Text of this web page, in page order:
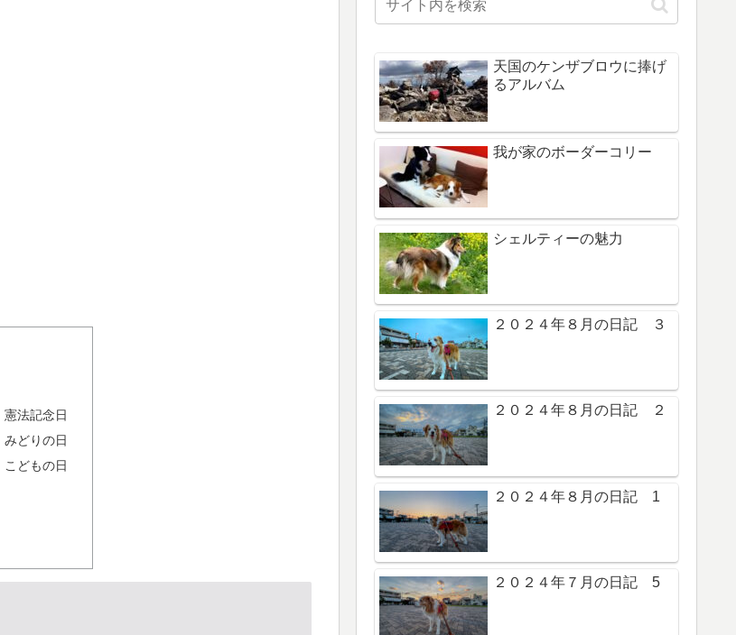
憲法記念日
みどりの日
こどもの日
天国のケンザブロウに捧げ
るアルバム
我が家のボーダーコリー
シェルティーの魅力
２０２４年８月の日記 ３
２０２４年８月の日記 ２
２０２４年８月の日記 1
２０２４年７月の日記 5